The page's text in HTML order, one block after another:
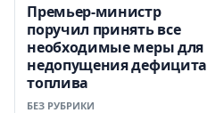
Премьер-министр
поручил принять все
необходимые меры для
недопущения дефицита
топлива
БЕЗ РУБРИКИ